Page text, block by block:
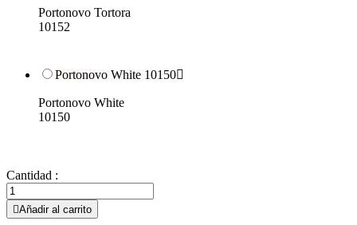
Portonovo Tortora
10152
Portonovo White 10150
Portonovo White
10150
Cantidad :
Añadir al carrito